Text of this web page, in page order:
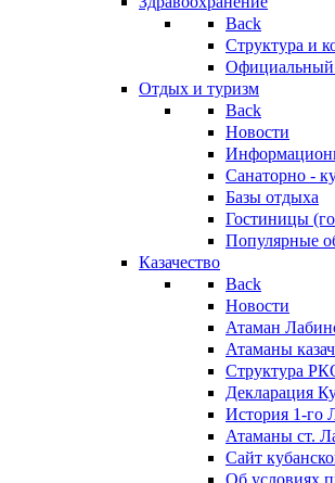
Back
Структура и
Отдых и туризм
Back
Новости
Санаторно -
Базы отдыха
Гостиницы
Популярные
Казачество
Back
Новости
Атаман
Атаманы
Структура
Декларация
История 1-го
Атаманы ст.
Cайт
Об условиях